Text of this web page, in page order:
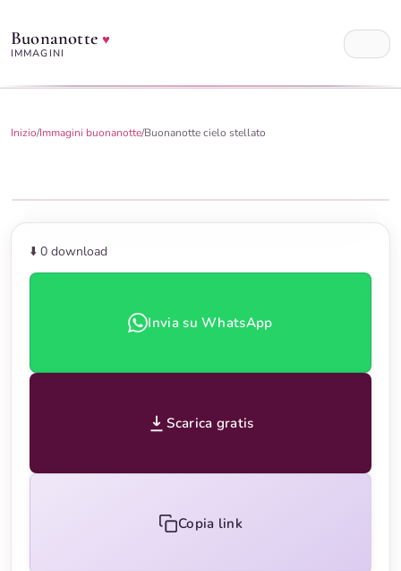
Buonanotte♥
IMMAGINI
Inizio/Immagini buonanotte/Buonanotte cielo stellato
⬇️ 0 download
Invia su WhatsApp
Scarica gratis
Copia link